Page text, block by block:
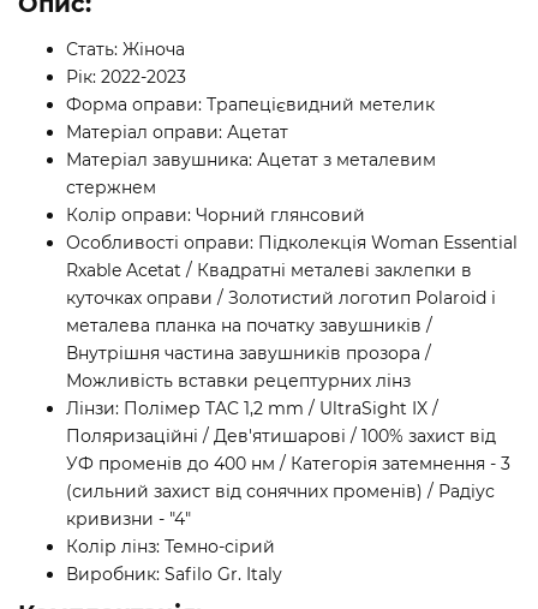
Стать: Жіноча
Рік: 2022-2023
Форма оправи: Трапецієвидний метелик
Матеріал оправи: Ацетат
Матеріал завушника: Ацетат з металевим
стержнем
Колір оправи: Чорний глянсовий
Особливості оправи: Підколекція Woman Essential
Rxable Acetat / Квадратні металеві заклепки в
куточках оправи / Золотистий логотип Polaroid і
металева планка на початку завушників /
Внутрішня частина завушників прозора /
Можливість вставки рецептурних лінз
Лінзи: Полімер TAC 1,2 mm / UltraSight IX /
Поляризаційні / Дев'ятишарові / 100% захист від
УФ променів до 400 нм / Категорія затемнення - 3
(сильний захист від сонячних променів) / Радіус
кривизни - "4"
Колір лінз: Темно-сірий
Виробник: Safilo Gr. Italy